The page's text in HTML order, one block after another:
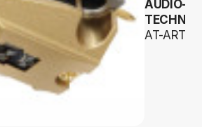
AUDIO-
AT-